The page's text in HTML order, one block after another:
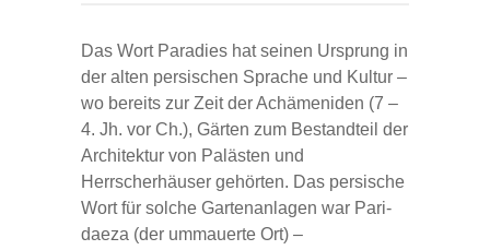
Das Wort Paradies hat seinen Ursprung in
der alten persischen Sprache und Kultur –
wo bereits zur Zeit der Achämeniden (7 –
4. Jh. vor Ch.), Gärten zum Bestandteil der
Architektur von Palästen und
Herrscherhäuser gehörten. Das persische
Wort für solche Gartenanlagen war Pari-
daeza (der ummauerte Ort) –